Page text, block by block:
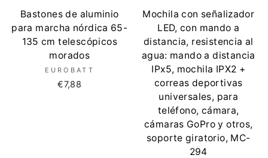
Bastones de aluminio
para marcha nórdica 65-
135 cm telescópicos
morados
EUROBATT
€7,88
Mochila con señalizador
LED, con mando a
distancia, resistencia al
agua: mando a distancia
IPx5, mochila IPX2 +
correas deportivas
universales, para
teléfono, cámara,
cámaras GoPro y otros,
soporte giratorio, MC-
294